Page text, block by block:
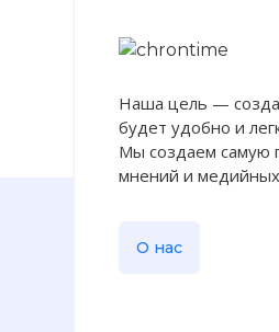
Наша цель —
будет удобно и
Мы создаем самую
мнений и
О нас